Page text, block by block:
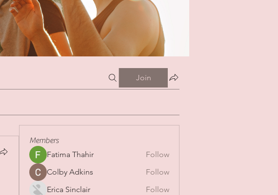
Join
Members
Fatima Thahir
Follow
Colby Adkins
Follow
Erica Sinclair
Follow